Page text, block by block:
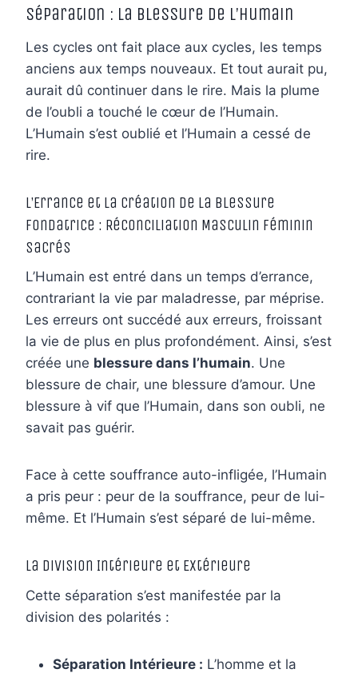
Séparation : La Blessure de l’Humain
Les cycles ont fait place aux cycles, les temps
anciens aux temps nouveaux. Et tout aurait pu,
aurait dû continuer dans le rire. Mais la plume
de l’oubli a touché le cœur de l’Humain.
L’Humain s’est oublié et l’Humain a cessé de
rire.
L’Errance et la Création de la Blessure
Fondatrice : Réconciliation Masculin Féminin
Sacrés
L’Humain est entré dans un temps d’errance,
contrariant la vie par maladresse, par méprise.
Les erreurs ont succédé aux erreurs, froissant
la vie de plus en plus profondément. Ainsi, s’est
créée une blessure dans l’humain. Une
blessure de chair, une blessure d’amour. Une
blessure à vif que l’Humain, dans son oubli, ne
savait pas guérir.
Face à cette souffrance auto-infligée, l’Humain
a pris peur : peur de la souffrance, peur de lui-
même. Et l’Humain s’est séparé de lui-même.
La Division Intérieure et Extérieure
Cette séparation s’est manifestée par la
division des polarités :
Séparation Intérieure : L’homme et la